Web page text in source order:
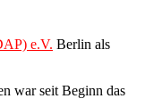
e.V. Berlin als
war seit Beginn das